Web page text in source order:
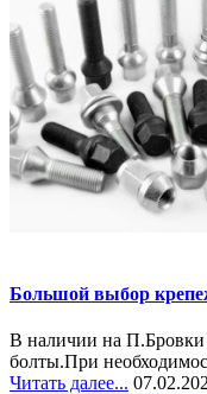
Большой выбор
В наличии на П.Бровки
болты.При
Читать далее...